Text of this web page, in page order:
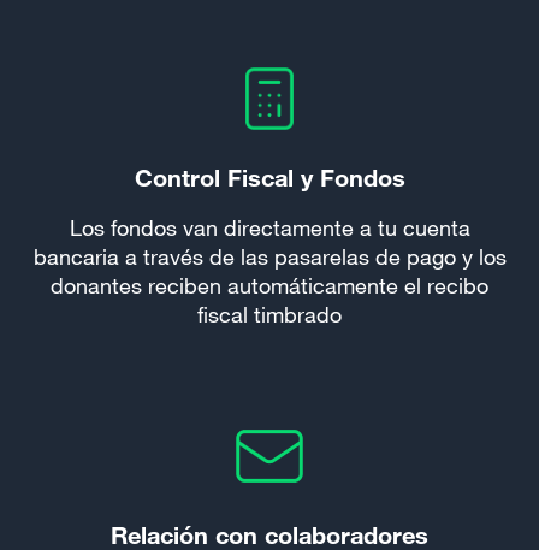
Control Fiscal y Fondos
Los fondos van directamente a tu cuenta
bancaria a través de las pasarelas de pago y los
donantes reciben automáticamente el recibo
fiscal timbrado
Relación con colaboradores